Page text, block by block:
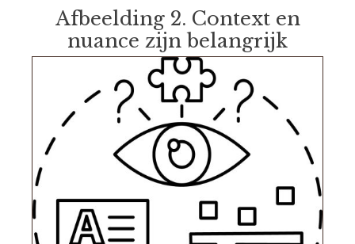
Afbeelding 2. Context en
nuance zijn belangrijk